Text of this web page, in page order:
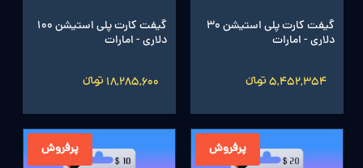
گیفت کارت پلی استیشن 30
دلاری - امارات
5,452,354 تومانءءء
گیفت کارت پلی استیشن 100
دلاری - امارات
18,285,600 تومانءءء
پرفروش پرفروش